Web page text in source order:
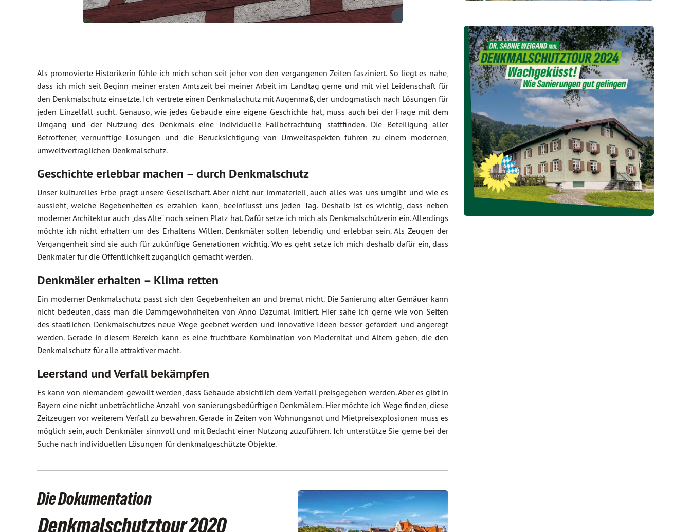
Als promovierte Historikerin fühle ich mich schon seit jeher von den vergangenen Zeiten fasziniert. So liegt es nahe,
dass ich mich seit Beginn meiner ersten Amtszeit bei meiner Arbeit im Landtag gerne und mit viel Leidenschaft für
den Denkmalschutz einsetzte. Ich vertrete einen Denkmalschutz mit Augenmaß, der undogmatisch nach Lösungen für
jeden Einzelfall sucht. Genauso, wie jedes Gebäude eine eigene Geschichte hat, muss auch bei der Frage mit dem
Umgang und der Nutzung des Denkmals eine individuelle Fallbetrachtung stattfinden. Die Beteiligung aller
Betroffener, vernünftige Lösungen und die Berücksichtigung von Umweltaspekten führen zu einem modernen,
umweltverträglichen Denkmalschutz.
Geschichte erlebbar machen – durch Denkmalschutz
Unser kulturelles Erbe prägt unsere Gesellschaft. Aber nicht nur immateriell, auch alles was uns umgibt und wie es
aussieht, welche Begebenheiten es erzählen kann, beeinflusst uns jeden Tag. Deshalb ist es wichtig, dass neben
moderner Architektur auch „das Alte“ noch seinen Platz hat. Dafür setze ich mich als Denkmalschützerin ein. Allerdings
möchte ich nicht erhalten um des Erhaltens Willen. Denkmäler sollen lebendig und erlebbar sein. Als Zeugen der
Vergangenheit sind sie auch für zukünftige Generationen wichtig. Wo es geht setze ich mich deshalb dafür ein, dass
Denkmäler für die Öffentlichkeit zugänglich gemacht werden.
Denkmäler erhalten – Klima retten
Ein moderner Denkmalschutz passt sich den Gegebenheiten an und bremst nicht. Die Sanierung alter Gemäuer kann
nicht bedeuten, dass man die Dämmgewohnheiten von Anno Dazumal imitiert. Hier sähe ich gerne wie von Seiten
des staatlichen Denkmalschutzes neue Wege geebnet werden und innovative Ideen besser gefördert und angeregt
werden. Gerade in diesem Bereich kann es eine fruchtbare Kombination von Modernität und Altem geben, die den
Denkmalschutz für alle attraktiver macht.
Leerstand und Verfall bekämpfen
Es kann von niemandem gewollt werden, dass Gebäude absichtlich dem Verfall preisgegeben werden. Aber es gibt in
Bayern eine nicht unbeträchtliche Anzahl von sanierungsbedürftigen Denkmälern. Hier möchte ich Wege finden, diese
Zeitzeugen vor weiterem Verfall zu bewahren. Gerade in Zeiten von Wohnungsnot und Mietpreisexplosionen muss es
möglich sein, auch Denkmäler sinnvoll und mit Bedacht einer Nutzung zuzuführen. Ich unterstütze Sie gerne bei der
Suche nach individuellen Lösungen für denkmalgeschützte Objekte.
Die Dokumentation
Denkmalschutztour 2020